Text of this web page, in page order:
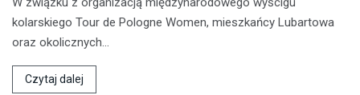
kolarskiego Tour de Pologne Women, mieszkańcy Lubartowa
oraz okolicznych…
Czytaj dalej